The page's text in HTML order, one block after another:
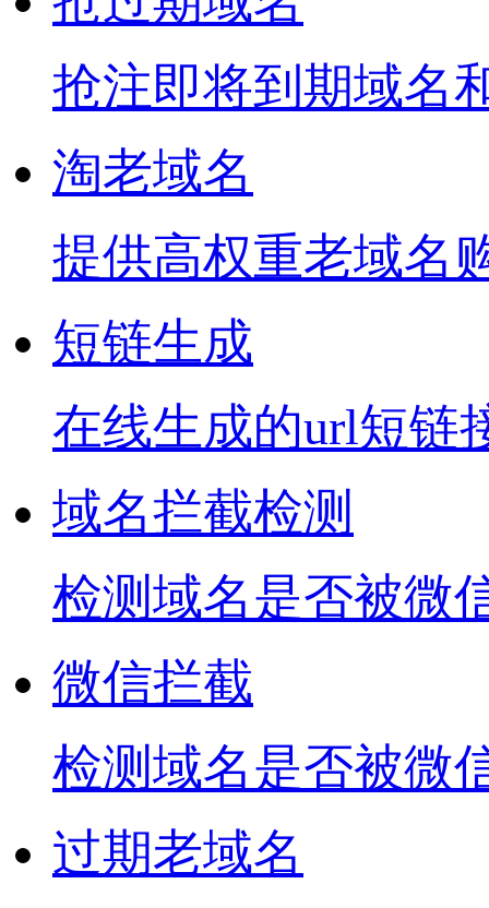
抢注即将到期域名
淘老域名
提供高权重老域名
短链生成
在线生成的url短链
域名拦截检测
检测域名是否被微
微信拦截
检测域名是否被微
过期老域名